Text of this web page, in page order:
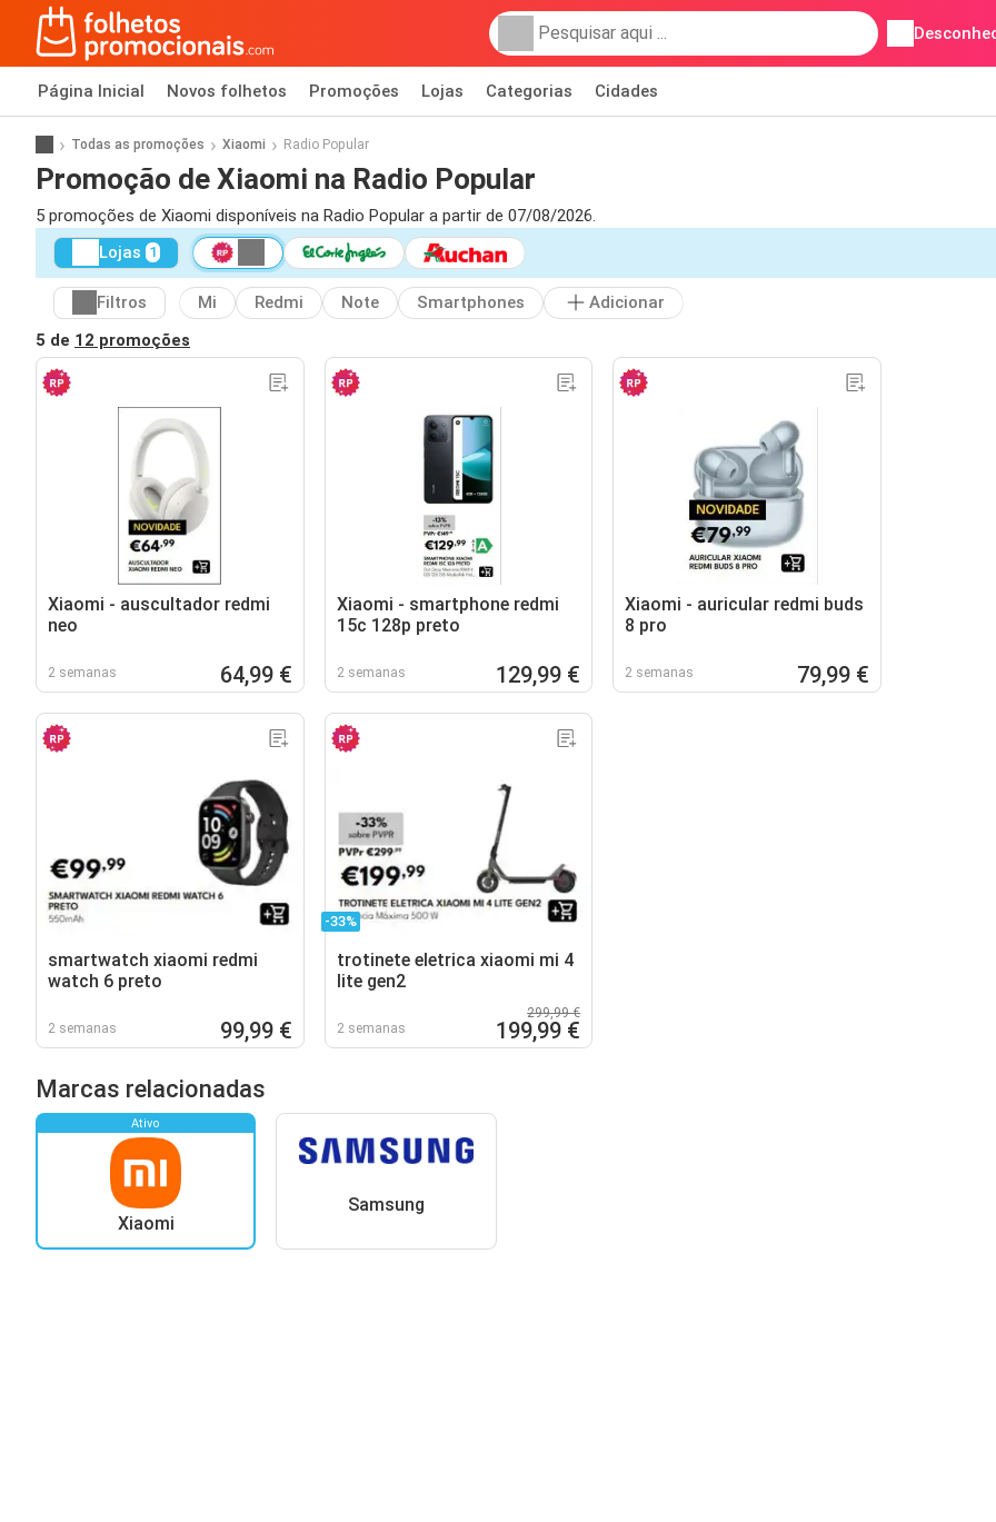
Página Inicial Novos folhetos Promoções Lojas Categorias Cidades
Todas as promoções Xiaomi Radio Popular
Promoção de Xiaomi na Radio Popular
5 promoções de Xiaomi disponíveis na Radio Popular a partir de 07/08/2026.
Lojas 1
Filtros Mi Redmi Note Smartphones
Adicionar
5 de 12 promoções
Xiaomi - auscultador redmi
neo
2 semanas 64,99 €
Xiaomi - smartphone redmi
15c 128p preto
2 semanas 129,99 €
Xiaomi - auricular redmi buds
8 pro
2 semanas 79,99 €
smartwatch xiaomi redmi
watch 6 preto
2 semanas 99,99 €
-33%
trotinete eletrica xiaomi mi 4
lite gen2
2 semanas
299,99 €
199,99 €
Marcas relacionadas
Ativo
Xiaomi
Samsung